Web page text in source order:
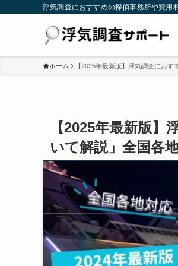
浮気調査におすすめの探偵事務所や費用
ホーム 【2025年最新版】浮気調査にお
【2025年最新版
いて解説」全国各